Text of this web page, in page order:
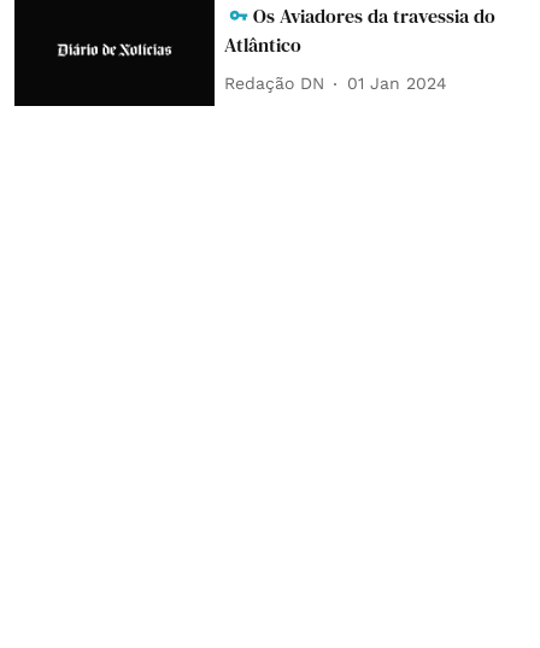
Os Aviadores da travessia do
Atlântico
Redação DN 01 Jan 2024